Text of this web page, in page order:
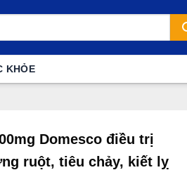
KHỎE
Domesco điều trị
ruột, tiêu chảy, kiết lỵ